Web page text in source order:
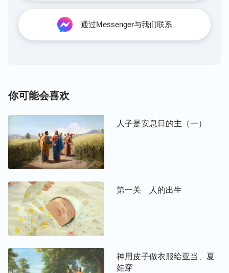
除了在神的说话之中认识神的所有所是、了解神的性
情以外，最主要还得在人的实际经历中来达到。人如
果脱离现实生活，要达到认识神那是不可能的事，即
我们现在交通的这个范围都是在圣经记载的故事里，
经发表过的性情与所有所是，让人能够更宽广地、更
深刻地、更多方面地、多元地认识神的方方面面。那
么，要认识神的方方面面只能借着这些故事来达到
吗？那倒不是！因为神在国度时代说的话、作的工更
过一些人熟知的圣经记载的事例或故事来让人认识神
的性情、了解神的所有所是能容易一些。如果拿现在
神发表的这些审判刑罚的话语、发表的这些真理来逐
字逐句地让你认识神，你觉得太枯燥、太乏味，甚至
让有的人觉得神的话语似乎带有公式性，把圣经里的
这些故事列举出来，让人认识神的性情，人就不觉得
通过Messenger与我们联系
你可能会喜欢
人子是安息日的主（一）
第一关 人的出生
神用皮子做衣服给亚当、夏
娃穿